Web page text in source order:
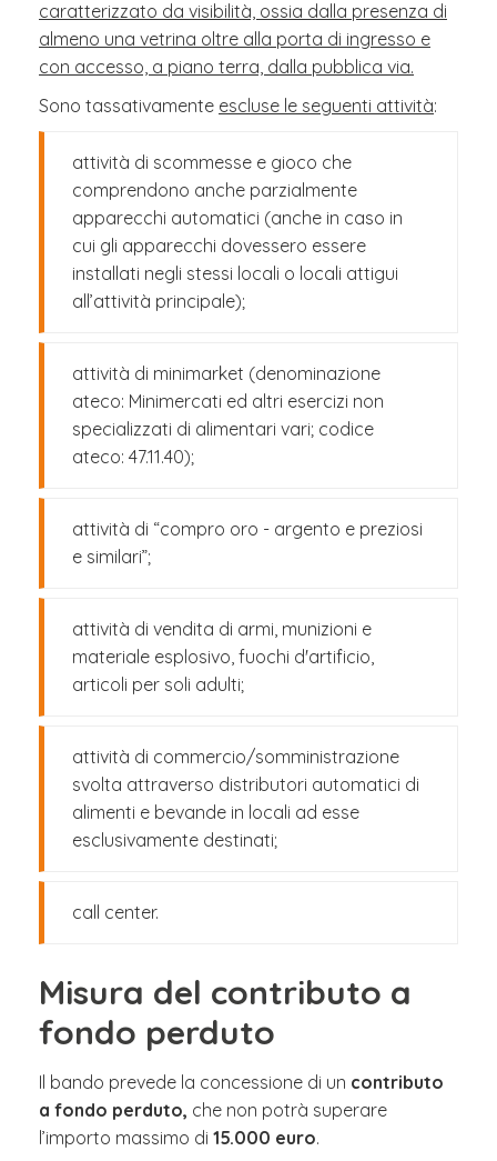
caratterizzato da visibilità, ossia dalla presenza di
almeno una vetrina oltre alla porta di ingresso e
con accesso, a piano terra, dalla pubblica via.
Sono tassativamente escluse le seguenti attività:
attività di scommesse e gioco che
comprendono anche parzialmente
apparecchi automatici (anche in caso in
cui gli apparecchi dovessero essere
installati negli stessi locali o locali attigui
all’attività principale);
attività di minimarket (denominazione
ateco: Minimercati ed altri esercizi non
specializzati di alimentari vari; codice
ateco: 47.11.40);
attività di “compro oro - argento e preziosi
e similari”;
attività di vendita di armi, munizioni e
materiale esplosivo, fuochi d'artificio,
articoli per soli adulti;
attività di commercio/somministrazione
svolta attraverso distributori automatici di
alimenti e bevande in locali ad esse
esclusivamente destinati;
call center.
Misura del contributo a
fondo perduto
Il bando prevede la concessione di un contributo
a fondo perduto, che non potrà superare
l’importo massimo di 15.000 euro.